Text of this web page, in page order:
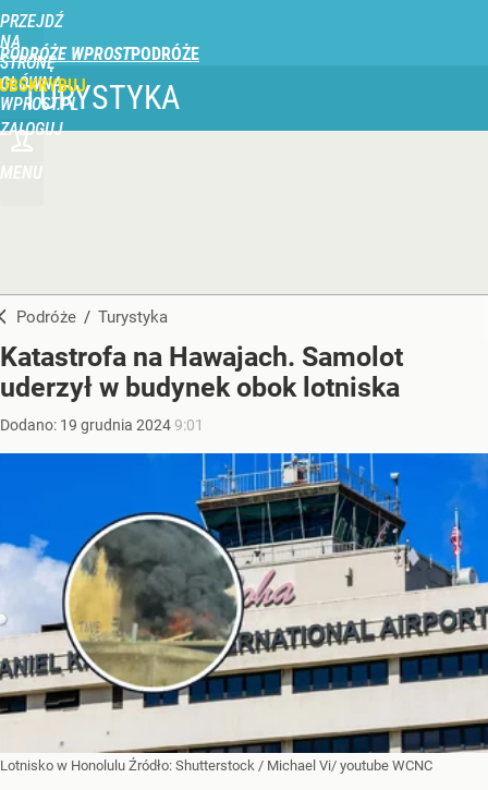
PRZEJDŹ
NA
STRONĘ
GŁÓWNĄ
WPROST.PL
PODRÓŻE WPROST
ZALOGUJ
MENU
TURYSTYKA
Podróże / Turystyka
Katastrofa na Hawajach. Samolot
uderzył w budynek obok lotniska
Dodano: 19 grudnia 20249:01
Lotnisko w Honolulu Źródło: Shutterstock / Michael Vi/ youtube WCNC